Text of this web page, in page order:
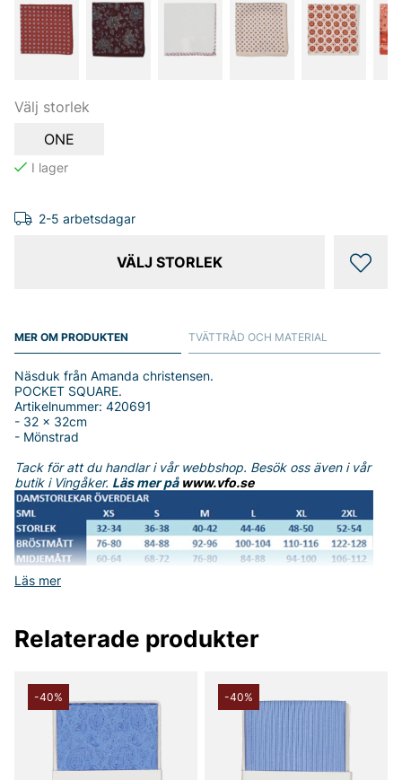
Välj storlek
ONE
2-5 arbetsdagar
VÄLJ STORLEK
MER OM PRODUKTEN
Läs mer
Näsduk från Amanda christensen.
POCKET SQUARE.
Artikelnummer: 420691
- 32 x 32cm
- Mönstrad
Tack för att du handlar i vår webbshop. Besök oss även i vår
butik i Vingåker. Läs mer på www.vfo.se
TVÄTTRÅD OCH MATERIAL
Relaterade produkter
-40% -40%